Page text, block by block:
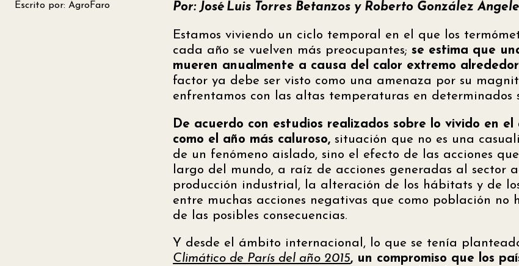
Escrito por: AgroFaro Por: José Luis Torres Betanzos y Roberto González
Estamos viviendo un ciclo temporal en el que los
cada año se vuelven más preocupantes; se estima que
mueren anualmente a causa del calor extremo
factor ya debe ser visto como una amenaza por su
enfrentamos con las altas temperaturas en determinados
De acuerdo con estudios realizados sobre lo vivido en el
como el año más caluroso, situación que no es una
de un fenómeno aislado, sino el efecto de las acciones
largo del mundo, a raíz de acciones generadas al sector
producción industrial, la alteración de los hábitats y de
entre muchas acciones negativas que como población no
de las posibles consecuencias.
Y desde el ámbito internacional, lo que se tenía
Climático de París del año 2015, un compromiso que los